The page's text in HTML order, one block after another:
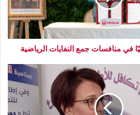
في منافسات جمع النفايات الرياضية